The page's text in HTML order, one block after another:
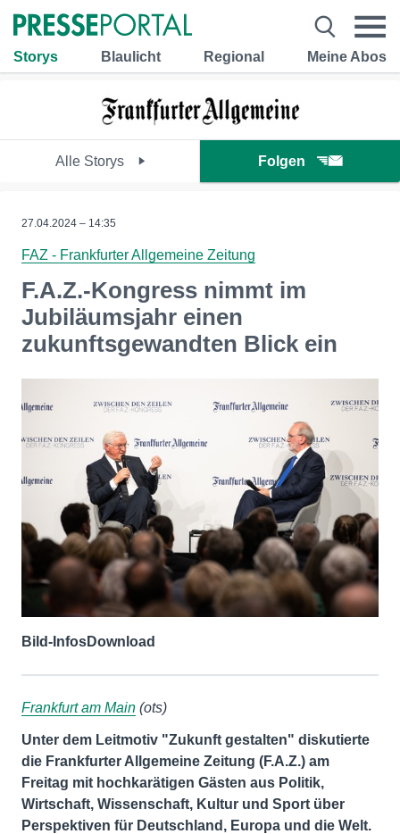
Storys Blaulicht Regional Meine Abos
Alle Storys Folgen
27.04.2024 – 14:35
FAZ - Frankfurter Allgemeine Zeitung
F.A.Z.-Kongress nimmt im
Jubiläumsjahr einen
zukunftsgewandten Blick ein
Bild-InfosDownload
Frankfurt am Main (ots)
Unter dem Leitmotiv "Zukunft gestalten" diskutierte
die Frankfurter Allgemeine Zeitung (F.A.Z.) am
Freitag mit hochkarätigen Gästen aus Politik,
Wirtschaft, Wissenschaft, Kultur und Sport über
Perspektiven für Deutschland, Europa und die Welt.